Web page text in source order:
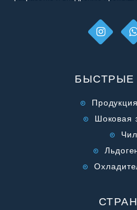
Шоковая